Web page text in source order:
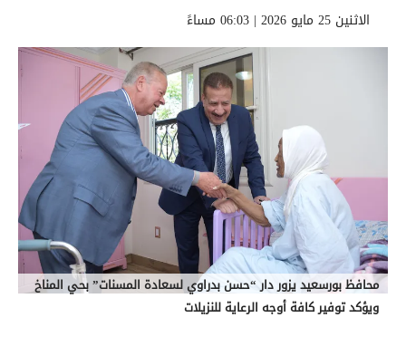
الاثنين 25 مايو 2026 | 06:03 مساءً
محافظ بورسعيد يزور دار “حسن بدراوي لسعادة المسنات” بحي المناخ
ويؤكد توفير كافة أوجه الرعاية للنزيلات